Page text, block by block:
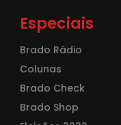
Especiais
Brado Rádio
Colunas
Brado Check
Brado Shop